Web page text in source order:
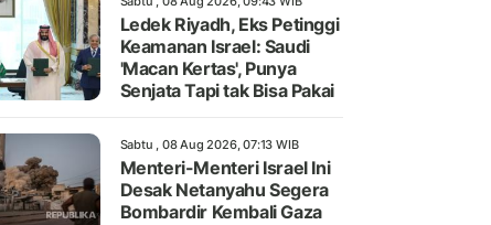
Ledek Riyadh, Eks Petinggi
Keamanan Israel: Saudi
'Macan Kertas', Punya
Senjata Tapi tak Bisa Pakai
Sabtu , 08 Aug 2026, 07:13 WIB
Menteri-Menteri Israel Ini
Desak Netanyahu Segera
Bombardir Kembali Gaza